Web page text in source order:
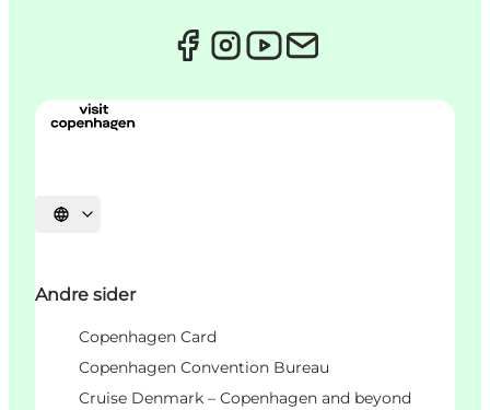
Velg språk
Andre sider
Copenhagen Card
Copenhagen Convention Bureau
Cruise Denmark – Copenhagen and beyond